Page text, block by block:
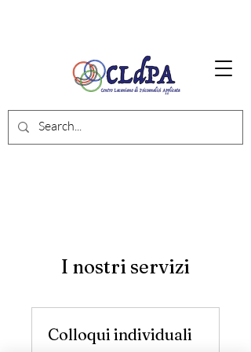
I nostri servizi
Colloqui individuali